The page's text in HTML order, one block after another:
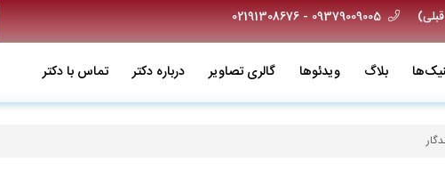
09379009005 - 02191308676
بلاگ ویدئو‌ها گالری تصاویر درباره دکتر تماس با دکتر